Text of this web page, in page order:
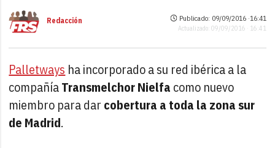
Redacción Publicado: 09/09/2016 ·16:41
Actualizado: 09/09/2016 · 16:41
Palletways ha incorporado a su red ibérica a la
compañíaTransmelchor Nielfa como nuevo
miembro para dar cobertura a toda la zona sur
de Madrid.